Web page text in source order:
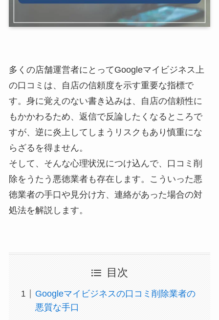
多くの店舗運営者にとってGoogleマイビジネス上
の口コミは、自店の信頼度を示す重要な指標で
す。身に覚えのない書き込みは、自店の信頼性に
もかかわるため、返信で反論したくなるところで
すが、逆に炎上してしまうリスクもあり慎重にな
らざるを得ません。
そして、そんな心理状況につけ込んで、口コミ削
除をうたう悪徳業者も存在します。こういった悪
徳業者の手口や見分け方、連絡があった場合の対
処法を解説します。
目次
Googleマイビジネスの口コミ削除業者の
悪質な手口